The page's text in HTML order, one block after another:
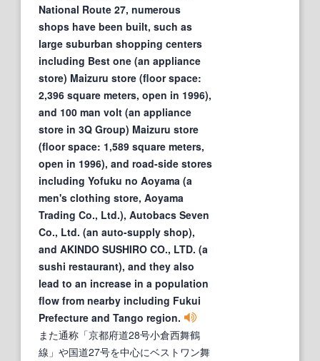
National Route 27, numerous
shops have been built, such as
large suburban shopping centers
including Best one (an appliance
store) Maizuru store (floor space:
2,396 square meters, open in 1996),
and 100 man volt (an appliance
store in 3Q Group) Maizuru store
(floor space: 1,589 square meters,
open in 1996), and road-side stores
including Yofuku no Aoyama (a
men's clothing store, Aoyama
Trading Co., Ltd.), Autobacs Seven
Co., Ltd. (an auto-supply shop),
and AKINDO SUSHIRO CO., LTD. (a
sushi restaurant), and they also
lead to an increase in a population
flow from nearby including Fukui
Prefecture and Tango region.
また通称「京都府道28号小倉西舞鶴
線」や国道27号を中心にベストワン舞